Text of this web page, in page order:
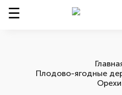
Плодово-ягодные
Орехи